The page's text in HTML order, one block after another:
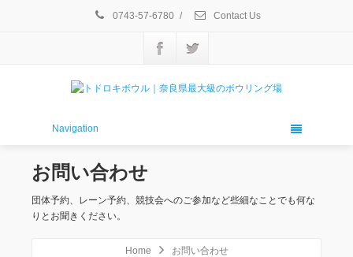
0743-57-6780 / Contact Us
Navigation
お問い合わせ
団体予約、レーン予約、競技会へのご参加など些細なことでも何な
りとお聞きください。
Home お問い合わせ